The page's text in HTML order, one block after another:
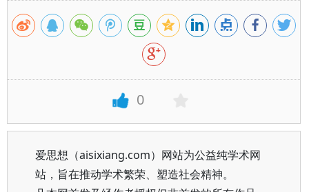
0
爱思想（aisixiang.com）网站为公益纯学术网
站，旨在推动学术繁荣、塑造社会精神。